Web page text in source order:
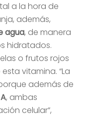
a la hora de
además,
agua, de manera
hidratados.
o frutos rojos
vitamina. “La
además de
, ambas
celular”,